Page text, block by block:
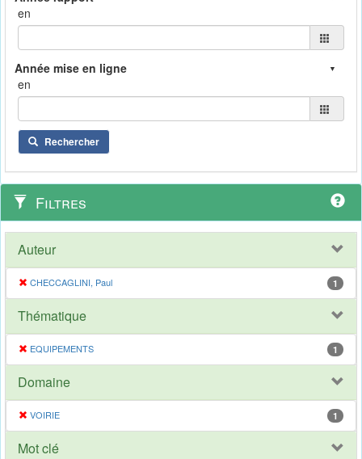
en
en
Rechercher
Filtres
Auteur
CHECCAGLINI, Paul 1
Thématique
EQUIPEMENTS 1
Domaine
VOIRIE 1
Mot clé